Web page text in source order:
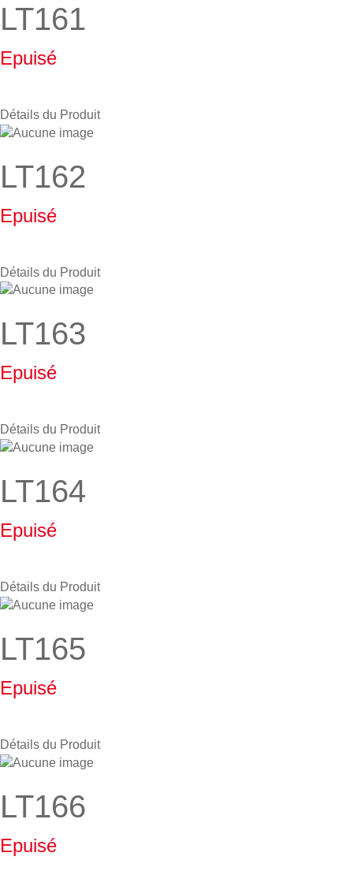
LT161
Epuisé
Détails du Produit
LT162
Epuisé
Détails du Produit
LT163
Epuisé
Détails du Produit
LT164
Epuisé
Détails du Produit
LT165
Epuisé
Détails du Produit
LT166
Epuisé